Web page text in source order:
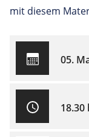
mit diesem
05.
18.30